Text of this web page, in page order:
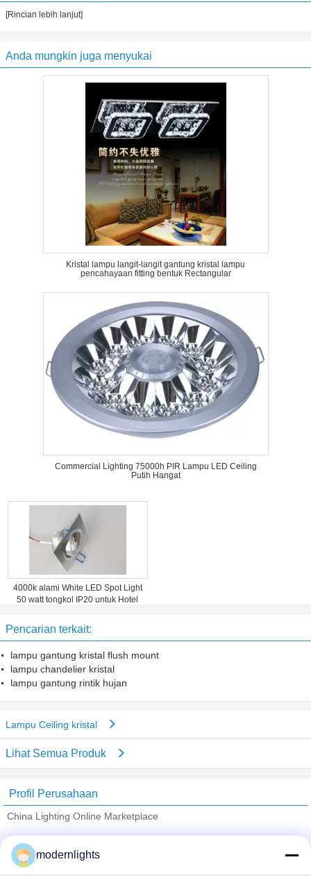
[Rincian lebih lanjut]
Anda mungkin juga menyukai
Kristal lampu langit-langit gantung kristal lampu
pencahayaan fitting bentuk Rectangular
Commercial Lighting 75000h PIR Lampu LED Ceiling
Putih Hangat
4000k alami White LED Spot Light
50 watt tongkol IP20 untuk Hotel
Pencarian terkait:
lampu gantung kristal flush mount
lampu chandelier kristal
lampu gantung rintik hujan
Lampu Ceiling kristal
Lihat Semua Produk
Profil Perusahaan
China Lighting Online Marketplace
Trust Seal
Verified Suplier
modernlights